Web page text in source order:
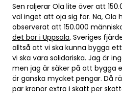
Sen raljerar Ola lite över att
väl inget att oja sig för. Nä, Ola
observerat att 150.000
det bor i Uppsala, Sveriges
alltså att vi ska kunna bygga
vi ska vara solidariska. Jag är
men jag är säker på att bygga
är ganska mycket pengar. Då
par kronor extra i skatt per